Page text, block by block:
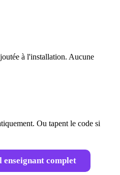
à l'installation. Aucune
Ou tapent le code si
complet